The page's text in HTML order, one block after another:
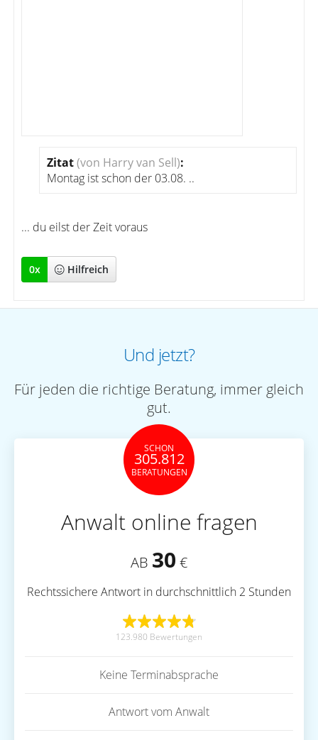
Zitat(von Harry van Sell):
Montag ist schon der 03.08. ..
... du eilst der Zeit voraus
0x Hilfreich
Und jetzt?
Für jeden die richtige Beratung, immer gleich
gut.
SCHON
305.812
BERATUNGEN
Anwalt online fragen
AB 30 €
Rechtssichere Antwort in durchschnittlich 2 Stunden
123.980 Bewertungen
Keine Terminabsprache
Antwort vom Anwalt